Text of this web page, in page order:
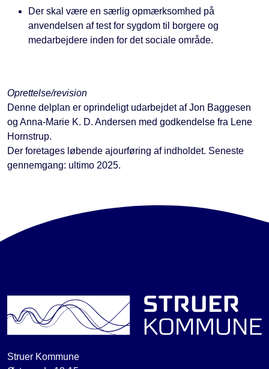
Der skal være en særlig opmærksomhed på
anvendelsen af test for sygdom til borgere og
medarbejdere inden for det sociale område.
Oprettelse/revision
Denne delplan er oprindeligt udarbejdet af Jon Baggesen
og Anna-Marie K. D. Andersen med godkendelse fra Lene
Hornstrup.
Der foretages løbende ajourføring af indholdet. Seneste
gennemgang: ultimo 2025.
Struer Kommune